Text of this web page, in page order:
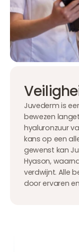
Juvederm is
bewezen
hyaluronzuur
kans op een
gewenst kan
Hyason,
verdwijnt. Alle
door ervaren en